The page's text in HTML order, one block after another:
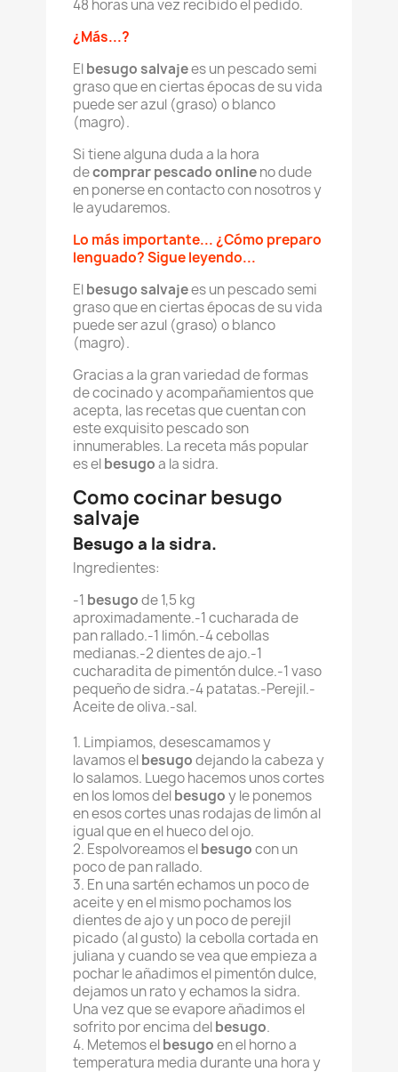
48 horas una vez recibido el pedido.
¿Más...?
Elbesugo salvajees un pescado semi
graso que en ciertas épocas de su vida
puede ser azul (graso) o blanco
(magro).
Si tiene alguna duda a la hora
decomprar pescado onlineno dude
en ponerse en contacto con nosotros y
le ayudaremos.
Lo más importante... ¿Cómo preparo
lenguado? Sigue leyendo...
Elbesugo salvajees un pescado semi
graso que en ciertas épocas de su vida
puede ser azul (graso) o blanco
(magro).
Gracias a la gran variedad de formas
de cocinado y acompañamientos que
acepta, las recetas que cuentan con
este exquisito pescado son
innumerables. La receta más popular
es elbesugoa la sidra.
Como cocinar besugo
salvaje
Besugo a la sidra.
Ingredientes:
-1 besugode 1,5 kg
aproximadamente.-1 cucharada de
pan rallado.-1 limón.-4 cebollas
medianas.-2 dientes de ajo.-1
cucharadita de pimentón dulce.-1 vaso
pequeño de sidra.-4 patatas.-Perejil.-
Aceite de oliva.-sal.
1. Limpiamos, desescamamos y
lavamos elbesugodejando la cabeza y
lo salamos. Luego hacemos unos cortes
en los lomos delbesugoy le ponemos
en esos cortes unas rodajas de limón al
igual que en el hueco del ojo.
2. Espolvoreamos elbesugocon un
poco de pan rallado.
3. En una sartén echamos un poco de
aceite y en el mismo pochamos los
dientes de ajo y un poco de perejil
picado (al gusto) la cebolla cortada en
juliana y cuando se vea que empieza a
pochar le añadimos el pimentón dulce,
dejamos un rato y echamos la sidra.
Una vez que se evapore añadimos el
sofrito por encima delbesugo.
4. Metemos elbesugoen el horno a
temperatura media durante una hora y